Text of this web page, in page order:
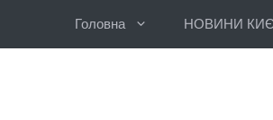
Головна НОВИНИ